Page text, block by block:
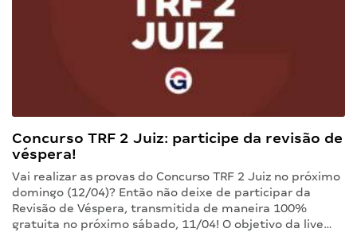
Concurso TRF 2 Juiz: participe da revisão de
véspera!
Vai realizar as provas do Concurso TRF 2 Juiz no próximo
domingo (12/04)? Então não deixe de participar da
Revisão de Véspera, transmitida de maneira 100%
gratuita no próximo sábado, 11/04! O objetivo da live…